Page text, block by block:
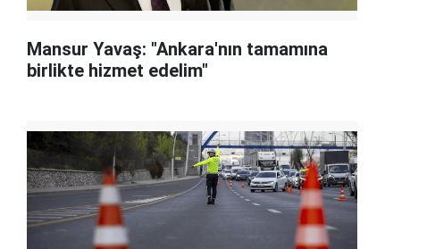
Mansur Yavaş: "Ankara'nın tamamına
birlikte hizmet edelim"